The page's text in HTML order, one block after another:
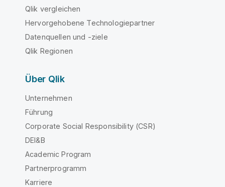
Qlik vergleichen
Hervorgehobene Technologiepartner
Datenquellen und -ziele
Qlik Regionen
Über Qlik
Unternehmen
Führung
Corporate Social Responsibility (CSR)
DEI&B
Academic Program
Partnerprogramm
Karriere